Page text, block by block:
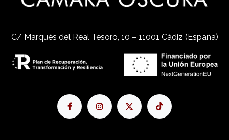
C/ Marqués del Real Tesoro, 10 – 11001 Cádiz (España)